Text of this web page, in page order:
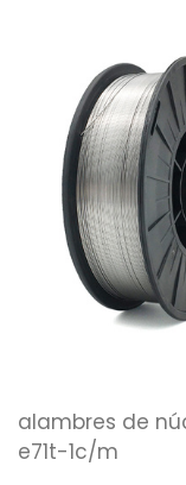
alambres de
e71t-1c/m